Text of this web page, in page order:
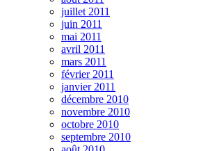
juillet 2011
juin 2011
mai 2011
avril 2011
mars 2011
février 2011
janvier 2011
décembre 2010
novembre 2010
octobre 2010
septembre 2010